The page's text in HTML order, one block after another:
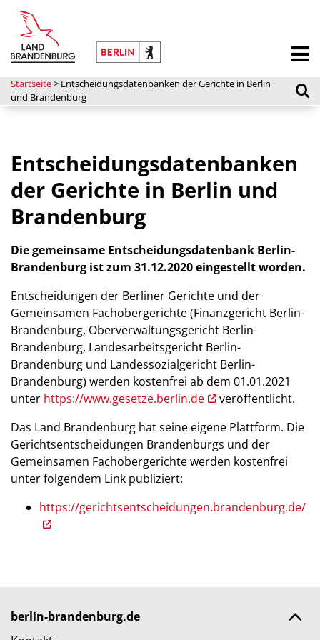
Startseite> Entscheidungsdatenbanken der Gerichte in Berlin
und Brandenburg
Entscheidungsdatenbanken
der Gerichte in Berlin und
Brandenburg
Die gemeinsame Entscheidungsdatenbank Berlin-
Brandenburg ist zum 31.12.2020 eingestellt worden.
Entscheidungen der Berliner Gerichte und der
Gemeinsamen Fachobergerichte (Finanzgericht Berlin-
Brandenburg, Oberverwaltungsgericht Berlin-
Brandenburg, Landesarbeitsgericht Berlin-
Brandenburg und Landessozialgericht Berlin-
Brandenburg) werden kostenfrei ab dem 01.01.2021
unter https://www.gesetze.berlin.de
veröffentlicht.
Das Land Brandenburg hat seine eigene Plattform. Die
Gerichtsentscheidungen Brandenburgs und der
Gemeinsamen Fachobergerichte werden kostenfrei
unter folgendem Link publiziert:
https://gerichtsentscheidungen.brandenburg.de/
berlin-brandenburg.de